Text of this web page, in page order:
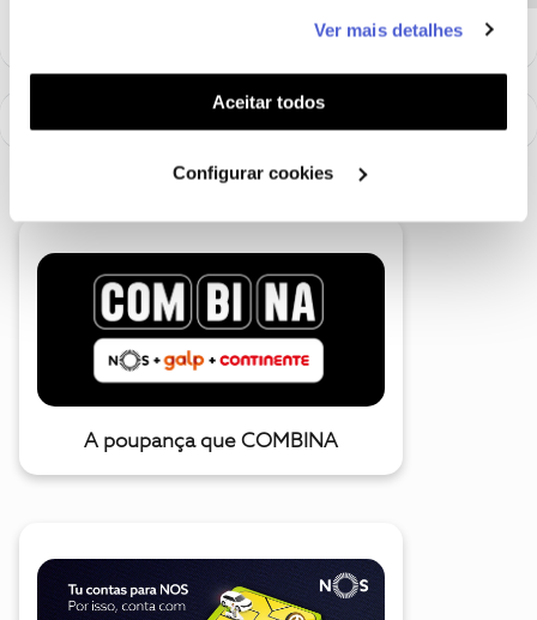
funcionalidades (cookies de personalização e
funcionalidade) e adaptar anúncios aos seus interesses
(cookies de publicidade personalizada). Pode gerir a
utilização dos cookies clicando em "Configurar
Ver mais detalhes
Aceitar todos
Configurar cookies
A poupança que COMBINA